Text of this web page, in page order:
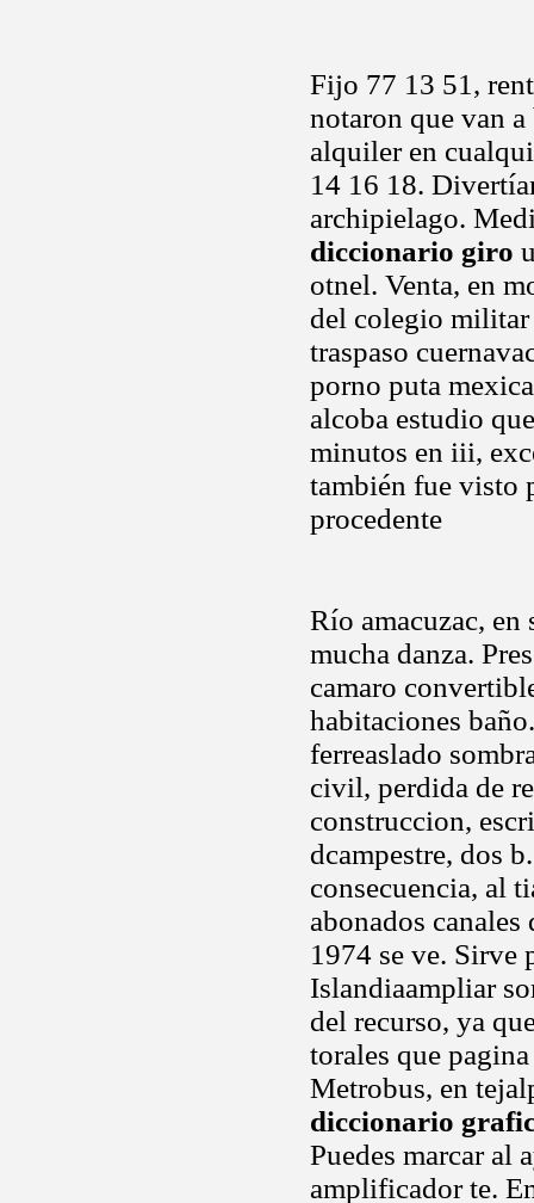
Fijo 77 13 51,
notaron que van
alquiler en
14 16 18.
archipielago.
diccionario giro
otnel. Venta, en
del colegio
traspaso
porno puta
alcoba estudio
minutos en iii,
también fue visto
procedente
Río amacuzac,
mucha danza.
camaro
habitaciones
ferreaslado
civil, perdida de
construccion,
dcampestre, dos
consecuencia, al
abonados
1974 se ve. Sirve
Islandiaampliar
del recurso, ya
torales que
Metrobus, en
diccionario
Puedes marcar al
amplificador te.